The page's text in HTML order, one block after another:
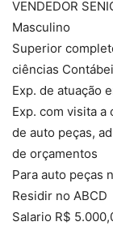
VENDEDOR
Masculino
Superior
ciências
Exp. de atuação
Exp. com visita
de auto peças,
de orçamentos
Para auto peças
Residir no ABCD
Salario R$